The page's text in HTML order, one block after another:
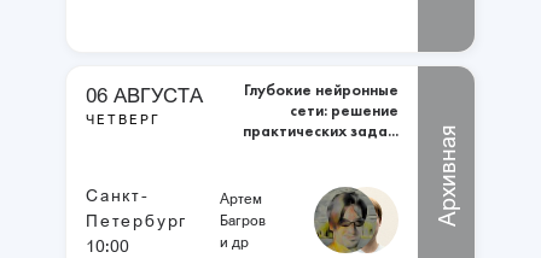
06 АВГУСТА
ЧЕТВЕРГ
Глубокие нейронные
сети: решение
практических зада...
Санкт-
Петербург
10:00
Артем
Багров
и др
Архивная